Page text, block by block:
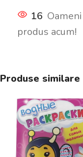
16
produs acum!
Produse similare